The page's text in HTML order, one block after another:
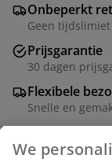
Onbeperkt
Geen
Prijsgarantie
30 dagen
Flexibele
Snelle en
We